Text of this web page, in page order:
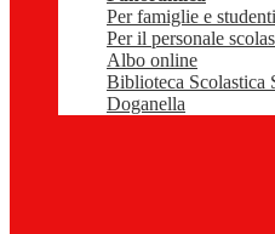
Per famiglie e studenti
Per il personale
Albo online
Biblioteca Scolastica
Doganella